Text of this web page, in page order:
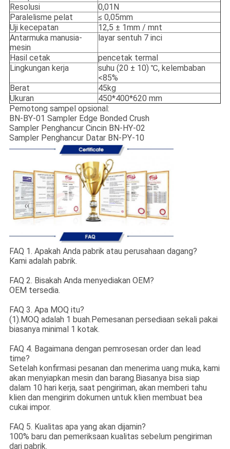
Resolusi
0,01N
Paralelisme pelat
≤ 0,05mm
Uji kecepatan
12,5 ± 1mm ​​/ mnt
Antarmuka manusia-
mesin
layar sentuh 7 inci
Hasil cetak
pencetak termal
Lingkungan kerja
suhu (20 ± 10) ℃, kelembaban
<85%
Berat
45kg
Ukuran
450*400*620 mm
Pemotong sampel opsional:
BN-BY-01 Sampler Edge Bonded Crush
Sampler Penghancur Cincin BN-HY-02
Sampler Penghancur Datar BN-PY-10
FAQ 1. Apakah Anda pabrik atau perusahaan dagang?
Kami adalah pabrik.
FAQ 2. Bisakah Anda menyediakan OEM?
OEM tersedia.
FAQ 3. Apa MOQ itu?
(1).MOQ adalah 1 buah.Pemesanan persediaan sekali pakai
biasanya minimal 1 kotak.
FAQ 4. Bagaimana dengan pemrosesan order dan lead
time?
Setelah konfirmasi pesanan dan menerima uang muka, kami
akan menyiapkan mesin dan barang.Biasanya bisa siap
dalam 10 hari kerja, saat pengiriman, akan memberi tahu
klien dan mengirim dokumen untuk klien membuat bea
cukai impor.
FAQ 5. Kualitas apa yang akan dijamin?
100% baru dan pemeriksaan kualitas sebelum pengiriman
dari pabrik.